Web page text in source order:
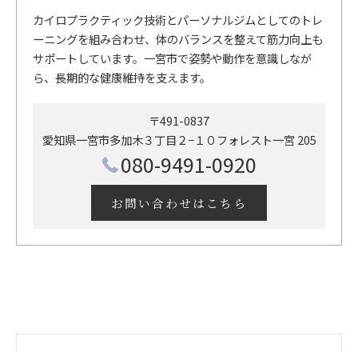
カイロプラクティック技術とパーソナルジムとしてのトレ
ーニングを組み合わせ、体のバランスを整えて筋力向上も
サポートしています。一宮市で姿勢や動作を意識しなが
ら、長期的な健康維持を支えます。
〒491-0837
愛知県一宮市多加木３丁目２−１０フォレスト一宮 205
080-9491-0920
お問い合わせはこちら